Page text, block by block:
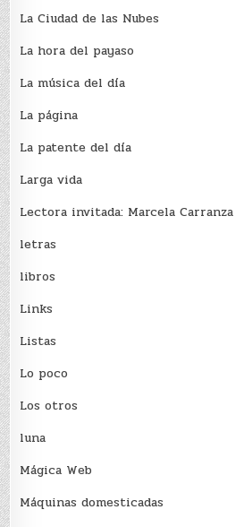
La Ciudad de las Nubes
La hora del payaso
La música del día
La página
La patente del día
Larga vida
Lectora invitada: Marcela Carranza
letras
libros
Links
Listas
Lo poco
Los otros
luna
Mágica Web
Máquinas domesticadas